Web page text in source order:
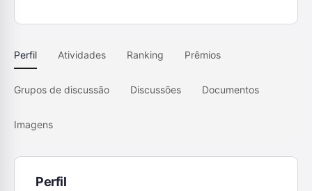
Perfil Atividades Ranking Prêmios
Grupos de discussão Discussões Documentos
Imagens
Perfil